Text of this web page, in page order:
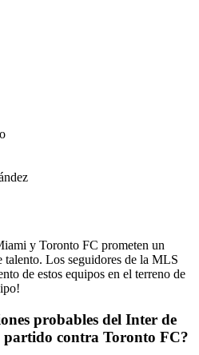
y Toronto FC prometen un
Los seguidores de la MLS
de estos equipos en el terreno de
probables del Inter de
contra Toronto FC?